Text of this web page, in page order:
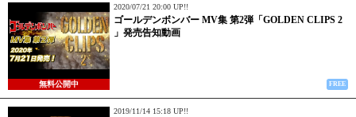
無料公開中
2020/07/21 20:00 UP!!
ゴールデンボンバー MV集 第2弾「GOLDEN CLIPS 2
」発売告知動画
FREE
2019/11/14 15:18 UP!!